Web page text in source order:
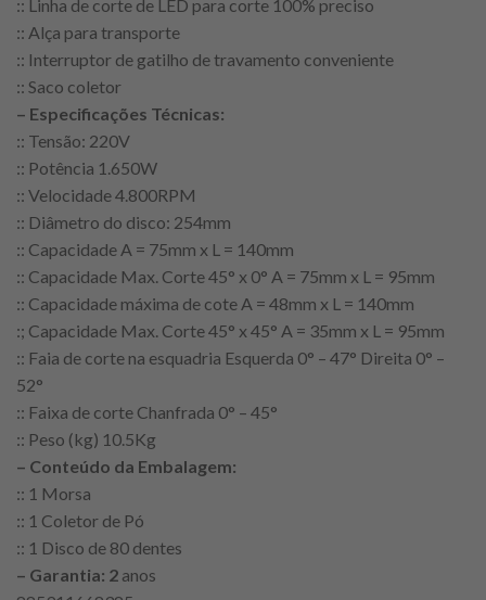
:: Linha de corte de LED para corte 100% preciso
:: Alça para transporte
:: Interruptor de gatilho de travamento conveniente
:: Saco coletor
– Especificações Técnicas:
:: Tensão: 220V
:: Potência 1.650W
:: Velocidade 4.800RPM
:: Diâmetro do disco: 254mm
:: Capacidade A = 75mm x L = 140mm
:: Capacidade Max. Corte 45° x 0° A = 75mm x L = 95mm
:: Capacidade máxima de cote A = 48mm x L = 140mm
:; Capacidade Max. Corte 45° x 45° A = 35mm x L = 95mm
:: Faia de corte na esquadria Esquerda 0° – 47° Direita 0° –
52°
:: Faixa de corte Chanfrada 0° – 45°
:: Peso (kg) 10.5Kg
– Conteúdo da Embalagem:
:: 1 Morsa
:: 1 Coletor de Pó
:: 1 Disco de 80 dentes
– Garantia: 2 anos